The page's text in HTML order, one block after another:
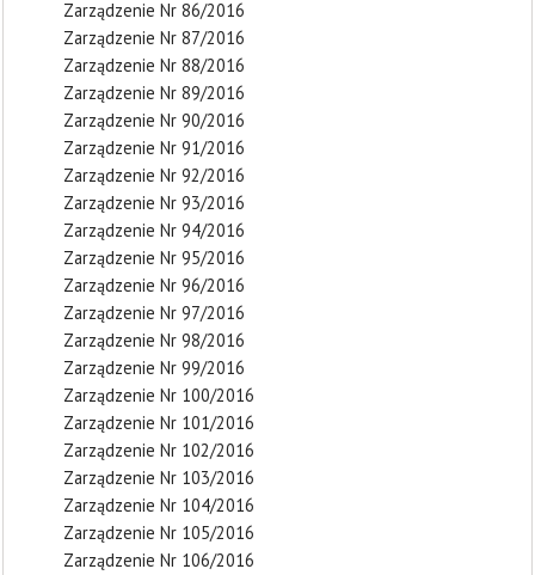
Zarządzenie Nr 86/2016
Zarządzenie Nr 87/2016
Zarządzenie Nr 88/2016
Zarządzenie Nr 89/2016
Zarządzenie Nr 90/2016
Zarządzenie Nr 91/2016
Zarządzenie Nr 92/2016
Zarządzenie Nr 93/2016
Zarządzenie Nr 94/2016
Zarządzenie Nr 95/2016
Zarządzenie Nr 96/2016
Zarządzenie Nr 97/2016
Zarządzenie Nr 98/2016
Zarządzenie Nr 99/2016
Zarządzenie Nr 100/2016
Zarządzenie Nr 101/2016
Zarządzenie Nr 102/2016
Zarządzenie Nr 103/2016
Zarządzenie Nr 104/2016
Zarządzenie Nr 105/2016
Zarządzenie Nr 106/2016